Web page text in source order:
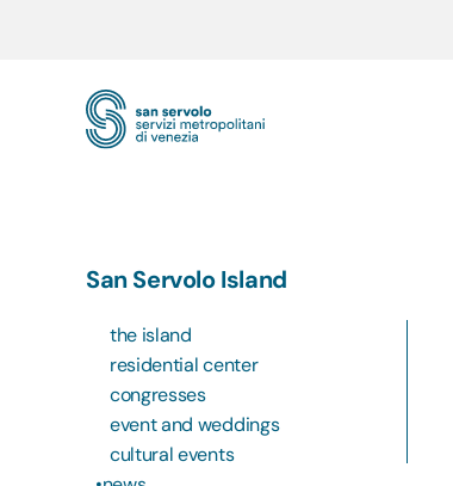
San Servolo Island
the island
residential center
congresses
event and weddings
cultural events